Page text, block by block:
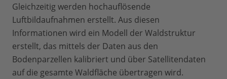
Gleichzeitig werden hochauflösende
Luftbildaufnahmen erstellt. Aus diesen
Informationen wird ein Modell der Waldstruktur
erstellt, das mittels der Daten aus den
Bodenparzellen kalibriert und über Satellitendaten
auf die gesamte Waldfläche übertragen wird.